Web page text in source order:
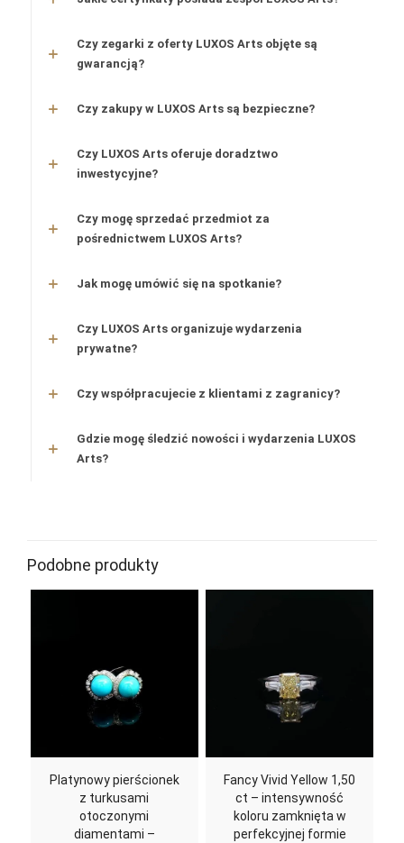
Czy zegarki z oferty LUXOS Arts objęte są
gwarancją?
Czy zakupy w LUXOS Arts są bezpieczne?
Czy LUXOS Arts oferuje doradztwo
inwestycyjne?
Czy mogę sprzedać przedmiot za
pośrednictwem LUXOS Arts?
Jak mogę umówić się na spotkanie?
Czy LUXOS Arts organizuje wydarzenia
prywatne?
Czy współpracujecie z klientami z zagranicy?
Gdzie mogę śledzić nowości i wydarzenia LUXOS
Arts?
Podobne produkty
Platynowy pierścionek
z turkusami
otoczonymi
diamentami –
Fancy Vivid Yellow 1,50
ct – intensywność
koloru zamknięta w
perfekcyjnej formie